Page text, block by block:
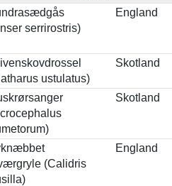
serrirostris)
England
ustulatus)
Skotland
Skotland
(Calidris
England